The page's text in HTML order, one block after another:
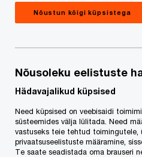
15.10.2019 Eesti
Edgar Savisaare
„Ulatusliku meediakära
nn Savisaare protsessil
viimane istung. Suur
selle eest hoolitsesid
Nõustun kõigi küpsistega
Nõusoleku eelistuste
Hädavajalikud küpsised
Need küpsised on veebisaidi
süsteemides välja lülitada. Need
vastuseks teie tehtud toimingutele,
privaatsuseelistuste määramine,
Te saate seadistada oma brauseri